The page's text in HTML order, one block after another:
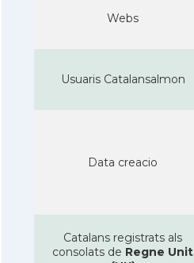
Webs
Usuaris Catalansalmon
Data creacio
Catalans registrats als
consolats de Regne Unit